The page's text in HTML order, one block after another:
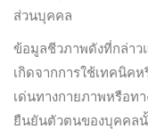
ส่วนบุคคล
ข้อมูลชีวภาพดังที่กล่า
เกิดจากการใช้เทคนิค
เด่นทางกายภาพหรือท
ยืนยันตัวตนของบุคคล